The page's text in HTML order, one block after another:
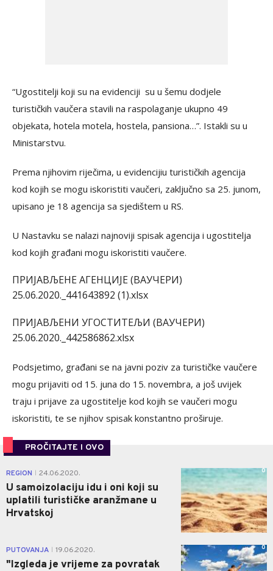
“Ugostitelji koji su na evidenciji su u šemu dodjele
turističkih vaučera stavili na raspolaganje ukupno 49
objekata, hotela motela, hostela, pansiona…”. Istakli su u
Ministarstvu.
Prema njihovim riječima, u evidencijiu turističkih agencija
kod kojih se mogu iskoristiti vaučeri, zaključno sa 25. junom,
upisano je 18 agencija sa sjedištem u RS.
U Nastavku se nalazi najnoviji spisak agencija i ugostitelja
kod kojih građani mogu iskoristiti vaučere.
ПРИЈАВЉЕНЕ АГЕНЦИЈЕ (ВАУЧЕРИ)
25.06.2020._441643892 (1).xlsx
ПРИЈАВЉЕНИ УГОСТИТЕЉИ (ВАУЧЕРИ)
25.06.2020._442586862.xlsx
Podsjetimo, građani se na javni poziv za turističke vaučere
mogu prijaviti od 15. juna do 15. novembra, a još uvijek
traju i prijave za ugostitelje kod kojih se vaučeri mogu
iskoristiti, te se njihov spisak konstantno proširuje.
PROČITAJTE I OVO
REGION 24.06.2020.
U samoizolaciju idu i oni koji su
uplatili turističke aranžmane u
Hrvatskoj
0
PUTOVANJA 19.06.2020.
"Izgleda je vrijeme za povratak
0